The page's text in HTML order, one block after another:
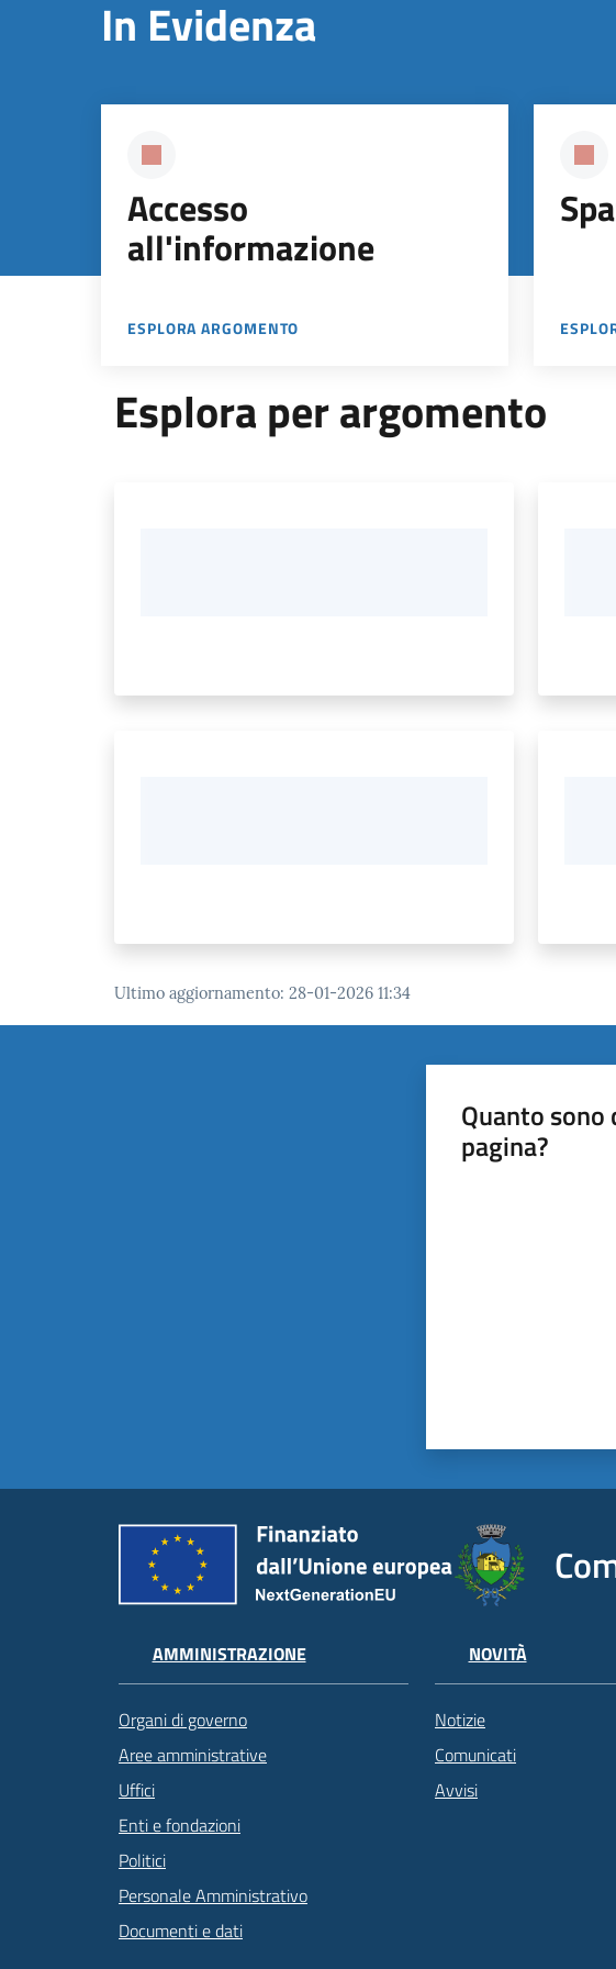
In Evidenza
Accesso
all'informazione
ESPLORA ARGOMENTO
Esplora per argomento
Ultimo aggiornamento: 28-01-2026 11:34
Quanto
pagina?
AMMINISTRAZIONE
Organi di governo
Aree amministrative
Uffici
Enti e fondazioni
Politici
Personale Amministrativo
Documenti e dati
NOVITÀ
Notizie
Comunicati
Avvisi